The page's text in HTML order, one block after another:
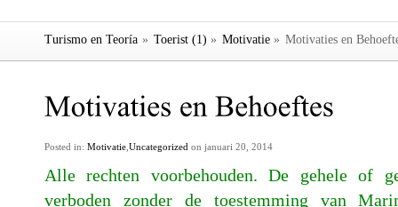
Turismo en Teoría » Toerist (1) » Motivatie » Motivaties en
Posted in: Motivatie Uncategorized on januari 20, 2014
Alle rechten voorbehouden. De gehele of
verboden zonder de toestemming van